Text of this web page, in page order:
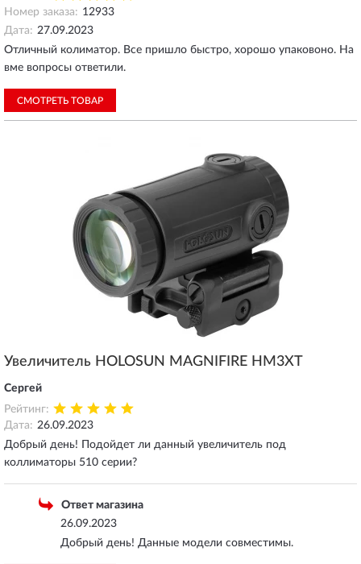
Номер заказа: 12933
Дата: 27.09.2023
Отличный колиматор. Все пришло быстро, хорошо упаковоно. На
вме вопросы ответили.
СМОТРЕТЬ ТОВАР
Увеличитель HOLOSUN MAGNIFIRE HM3XT
Сергей
Рейтинг:
Дата: 26.09.2023
Добрый день! Подойдет ли данный увеличитель под
коллиматоры 510 серии?
Ответ магазина
26.09.2023
Добрый день! Данные модели совместимы.